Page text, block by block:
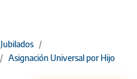
Jubilados /
/ Asignación Universal por Hijo